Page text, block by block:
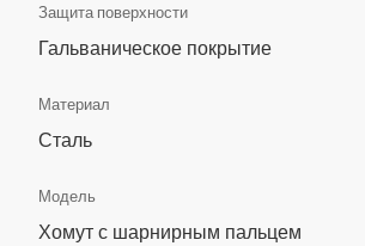
Защита поверхности
Гальваническое покрытие
Материал
Сталь
Модель
Хомут с шарнирным пальцем